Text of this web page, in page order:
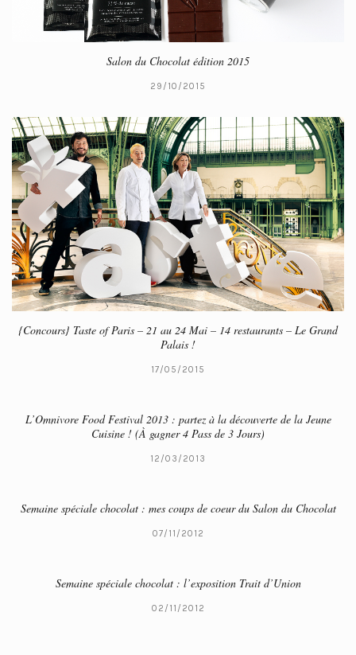
Salon du Chocolat édition 2015
29/10/2015
{Concours} Taste of Paris – 21 au 24 Mai – 14 restaurants – Le Grand
Palais !
17/05/2015
L’Omnivore Food Festival 2013 : partez à la découverte de la Jeune
Cuisine ! (À gagner 4 Pass de 3 Jours)
12/03/2013
Semaine spéciale chocolat : mes coups de coeur du Salon du Chocolat
07/11/2012
Semaine spéciale chocolat : l’exposition Trait d’Union
02/11/2012